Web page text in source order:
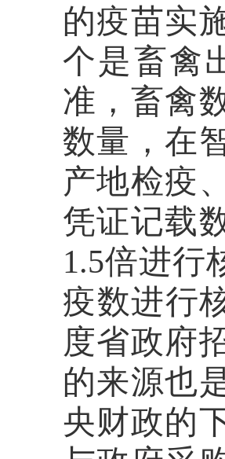
的疫苗实
个是畜禽
准 ， 畜禽
数量， 在
产地检疫
凭证记载
1.5倍进行
疫数进行
度省政府
的来源也
央财政的